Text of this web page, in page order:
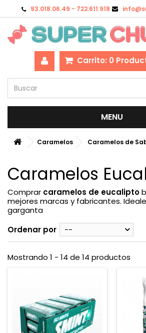
93.018.06.49 - 722.611.918
Carrito: 0
MENU
Caramelos Caramelos de
Caramelos
Comprar caramelos de eucalipto
mejores marcas y fabricantes.
garganta
Ordenar por
--
Mostrando 1 - 14 de 14 productos